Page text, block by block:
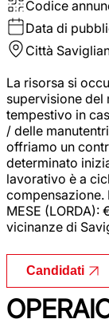
Codice
Data di
Città
La risorsa si
supervisione del
tempestivo in
/ delle
offriamo un
determinato
lavorativo è a
compensazione.
MESE (LORDA):
vicinanze di
Candidati